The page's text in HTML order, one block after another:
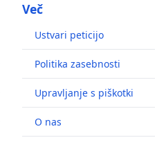
Več
Ustvari peticijo
Politika zasebnosti
Upravljanje s piškotki
O nas